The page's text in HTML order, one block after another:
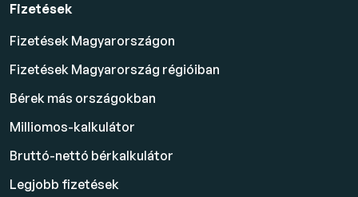
Fizetések
Fizetések Magyarországon
Fizetések Magyarország régióiban
Bérek más országokban
Milliomos-kalkulátor
Bruttó-nettó bérkalkulátor
Legjobb fizetések